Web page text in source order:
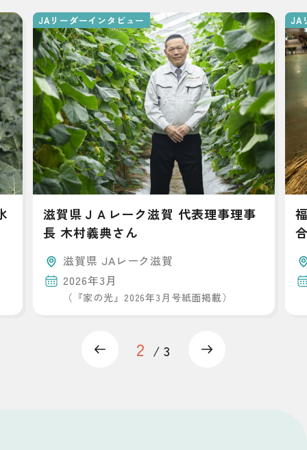
JAリーダーインタビュー
滋賀県ＪＡレーク滋賀 代表理事理事
長 木村義典さん
滋賀県 JAレーク滋賀
2026年3月
（『家の光』2026年3月号紙面掲載）
JA
2 3
Previous